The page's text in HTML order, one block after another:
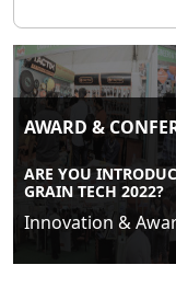
AWARD &
ARE YOU
GRAIN TECH 2022?
Innovation &